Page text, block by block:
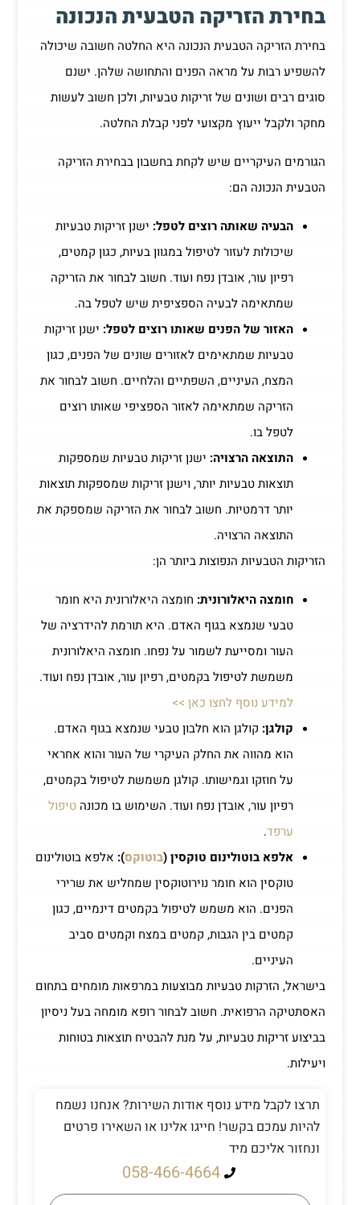
בחירת הזריקה הטבעית הנכונה
בחירת הזריקה הטבעית הנכונה היא החלטה חשובה שיכולה
להשפיע רבות על מראה הפנים והתחושה שלהן. ישנם
סוגים רבים ושונים של זריקות טבעיות, ולכן חשוב לעשות
מחקר ולקבל ייעוץ מקצועי לפני קבלת החלטה.
הגורמים העיקריים שיש לקחת בחשבון בבחירת הזריקה
הטבעית הנכונה הם:
הבעיה שאותה רוצים לטפל: ישנן זריקות טבעיות
שיכולות לעזור לטיפול במגוון בעיות, כגון קמטים,
רפיון עור, אובדן נפח ועוד. חשוב לבחור את הזריקה
שמתאימה לבעיה הספציפית שיש לטפל בה.
האזור של הפנים שאותו רוצים לטפל: ישנן זריקות
טבעיות שמתאימים לאזורים שונים של הפנים, כגון
המצח, העיניים, השפתיים והלחיים. חשוב לבחור את
הזריקה שמתאימה לאזור הספציפי שאותו רוצים
לטפל בו.
התוצאה הרצויה: ישנן זריקות טבעיות שמספקות
תוצאות טבעיות יותר, וישנן זריקות שמספקות תוצאות
יותר דרמטיות. חשוב לבחור את הזריקה שמספקת את
התוצאה הרצויה.
הזריקות הטבעיות הנפוצות ביותר הן:
חומצה היאלורונית: חומצה היאלורונית היא חומר
טבעי שנמצא בגוף האדם. היא תורמת להידרציה של
העור ומסייעת לשמור על נפחו. חומצה היאלורונית
משמשת לטיפול בקמטים, רפיון עור, אובדן נפח ועוד.
למידע נוסף לחצו כאן >>
קולגן: קולגן הוא חלבון טבעי שנמצא בגוף האדם.
הוא מהווה את החלק העיקרי של העור והוא אחראי
על חוזקו וגמישותו. קולגן משמשת לטיפול בקמטים,
רפיון עור, אובדן נפח ועוד. השימוש בו מכונה טיפול
ערפד.
אלפא בוטולינום טוקסין (בוטוקס): אלפא בוטולינום
טוקסין הוא חומר נוירוטוקסין שמחליש את שרירי
הפנים. הוא משמש לטיפול בקמטים דינמיים, כגון
קמטים בין הגבות, קמטים במצח וקמטים סביב
העיניים.
בישראל, הזרקות טבעיות מבוצעות במרפאות מומחים בתחום
האסתטיקה הרפואית. חשוב לבחור רופא מומחה בעל ניסיון
בביצוע זריקות טבעיות, על מנת להבטיח תוצאות בטוחות
ויעילות.
תרצו לקבל מידע נוסף אודות השירות? אנחנו נשמח
להיות עמכם בקשר! חייגו אלינו או השאירו פרטים
ונחזור אליכם מיד
058-466-4664